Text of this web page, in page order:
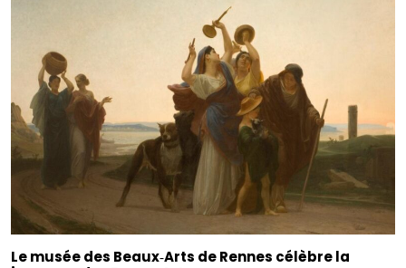
Le musée des Beaux‑Arts de Rennes célèbre la